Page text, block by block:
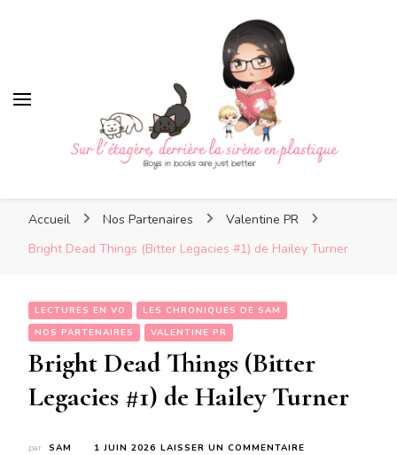
Sur l'étagère, derrière la
sirène en plastique
sirène en plastique
Accueil Nos Partenaires
Valentine PR
Bright Dead Things (Bitter Legacies #1) de Hailey Turner
LECTURES EN VO
LES CHRONIQUES DE SAM
NOS PARTENAIRES
VALENTINE PR
Bright Dead Things (Bitter
Legacies #1) de Hailey Turner
par SAM 1 JUIN 2026 LAISSER UN COMMENTAIRE